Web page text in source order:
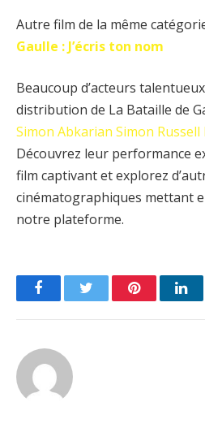
Autre film de la même
Gaulle : J’écris ton nom
Beaucoup d’acteurs
distribution de La Bataille de
Simon Abkarian Simon Russell
Découvrez leur performance
film captivant et explorez
cinématographiques mettant
notre plateforme.
FacebookTwitter Pinterest